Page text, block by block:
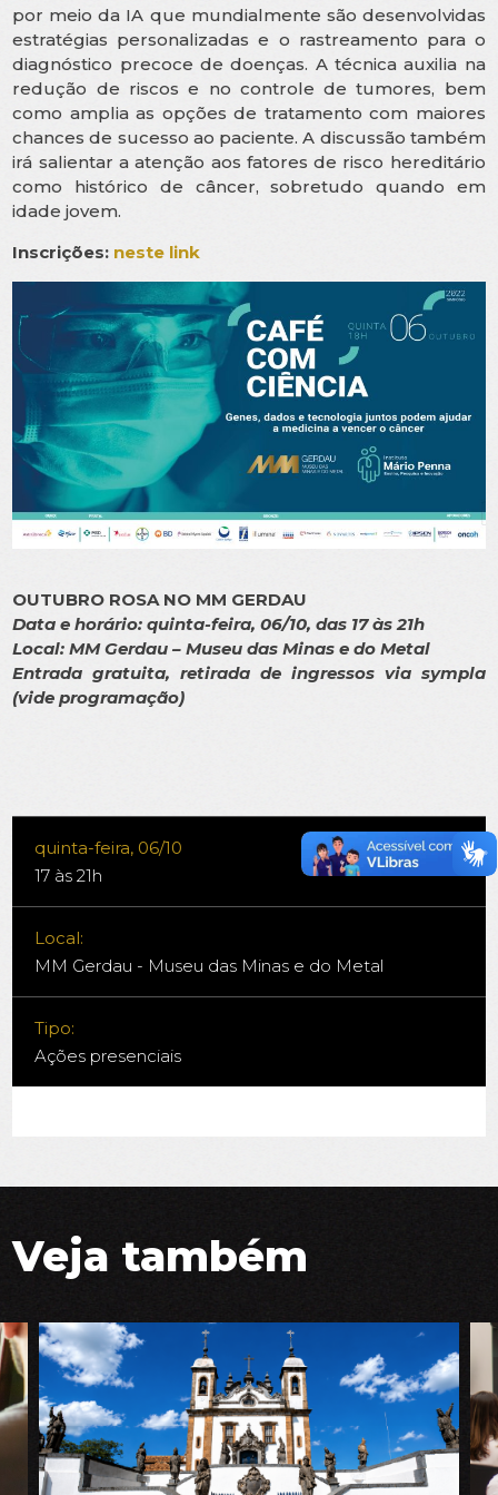
por meio da IA que mundialmente são desenvolvidas
estratégias personalizadas e o rastreamento para o
diagnóstico precoce de doenças. A técnica auxilia na
redução de riscos e no controle de tumores, bem
como amplia as opções de tratamento com maiores
chances de sucesso ao paciente. A discussão também
irá salientar a atenção aos fatores de risco hereditário
como histórico de câncer, sobretudo quando em
idade jovem.
Inscrições: neste link
OUTUBRO ROSA NO MM GERDAU
Data e horário: quinta-feira, 06/10, das 17 às 21h
Local: MM Gerdau – Museu das Minas e do Metal
Entrada gratuita, retirada de ingressos via sympla
(vide programação)
quinta-feira, 06/10
17 às 21h
Local:
MM Gerdau - Museu das Minas e do Metal
Tipo:
Ações presenciais
Veja também